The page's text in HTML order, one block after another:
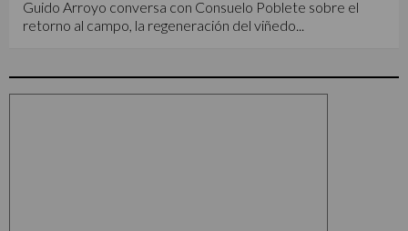
Guido Arroyo conversa con Consuelo Poblete sobre el
retorno al campo, la regeneración del viñedo...